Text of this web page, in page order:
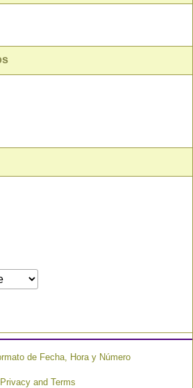
de Fecha, Hora y Número
Privacy and Terms